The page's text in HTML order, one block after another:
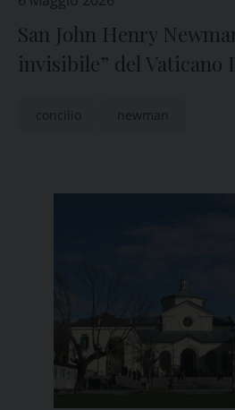
San John Henry
invisibile” del Vaticano
concilio newman